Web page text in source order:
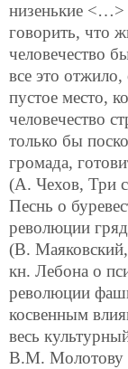
низенькие <…>
говорить, что
человечество
все это отжило,
пустое место,
человечество
только бы
громада,
(А. Чехов, Три
Песнь о
революции
(В.
кн. Лебона о
революции
косвенным
весь
В.М. Молотову